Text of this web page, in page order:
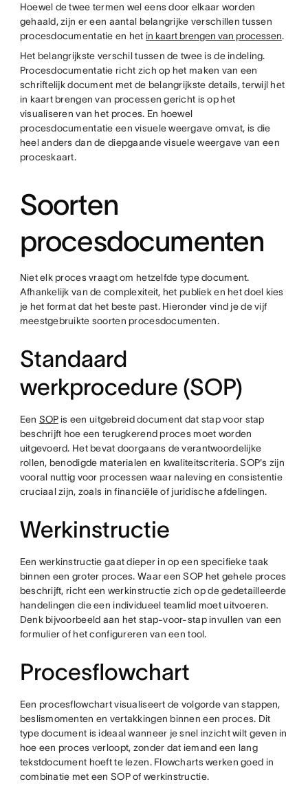
Hoewel de twee termen wel eens door elkaar worden
gehaald, zijn er een aantal belangrijke verschillen tussen
procesdocumentatie en het in kaart brengen van processen.
Het belangrijkste verschil tussen de twee is de indeling.
Procesdocumentatie richt zich op het maken van een
schriftelijk document met de belangrijkste details, terwijl het
in kaart brengen van processen gericht is op het
visualiseren van het proces. En hoewel
procesdocumentatie een visuele weergave omvat, is die
heel anders dan de diepgaande visuele weergave van een
proceskaart.
Soorten
procesdocumenten
Niet elk proces vraagt om hetzelfde type document.
Afhankelijk van de complexiteit, het publiek en het doel kies
je het format dat het beste past. Hieronder vind je de vijf
meestgebruikte soorten procesdocumenten.
Standaard
werkprocedure (SOP)
Een SOPis een uitgebreid document dat stap voor stap
beschrijft hoe een terugkerend proces moet worden
uitgevoerd. Het bevat doorgaans de verantwoordelijke
rollen, benodigde materialen en kwaliteitscriteria. SOP's zijn
vooral nuttig voor processen waar naleving en consistentie
cruciaal zijn, zoals in financiële of juridische afdelingen.
Werkinstructie
Een werkinstructie gaat dieper in op een specifieke taak
binnen een groter proces. Waar een SOP het gehele proces
beschrijft, richt een werkinstructie zich op de gedetailleerde
handelingen die een individueel teamlid moet uitvoeren.
Denk bijvoorbeeld aan het stap-voor-stap invullen van een
formulier of het configureren van een tool.
Procesflowchart
Een procesflowchart visualiseert de volgorde van stappen,
beslismomenten en vertakkingen binnen een proces. Dit
type document is ideaal wanneer je snel inzicht wilt geven in
hoe een proces verloopt, zonder dat iemand een lang
tekstdocument hoeft te lezen. Flowcharts werken goed in
combinatie met een SOP of werkinstructie.